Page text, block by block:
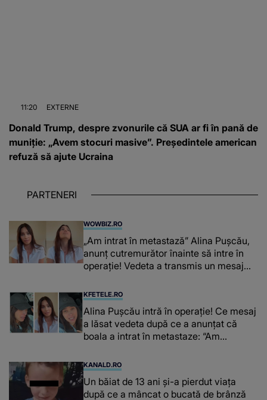
11:20 EXTERNE
Donald Trump, despre zvonurile că SUA ar fi în pană de
muniție: „Avem stocuri masive”. Președintele american
refuză să ajute Ucraina
PARTENERI
WOWBIZ.RO
„Am intrat în metastază” Alina Pușcău,
anunț cutremurător înainte să intre în
operație! Vedeta a transmis un mesaj
KFETELE.RO
Alina Pușcău intră în operație! Ce mesaj
a lăsat vedeta după ce a anunțat că
boala a intrat în metastaze: “Am
KANALD.RO
Un băiat de 13 ani și-a pierdut viața
după ce a mâncat o bucată de brânză